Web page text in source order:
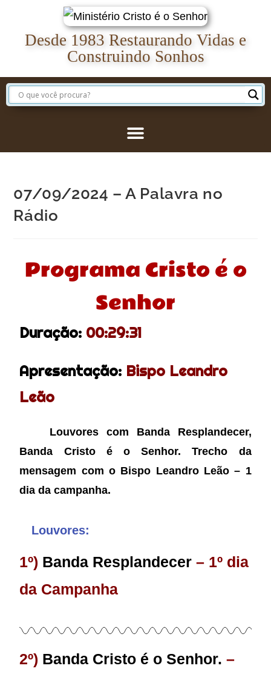
Desde 1983 Restaurando Vidas e
Construindo Sonhos
07/09/2024 – A Palavra no
Rádio
Programa Cristo é o
Senhor
Duração: 00:29:31
Apresentação: Bispo Leandro
Leão
Louvores com Banda Resplandecer,
Banda Cristo é o Senhor. Trecho da
mensagem com o Bispo Leandro Leão – 1
dia da campanha.
Louvores:
1º) Banda Resplandecer – 1º dia
da Campanha
2º) Banda Cristo é o Senhor. –